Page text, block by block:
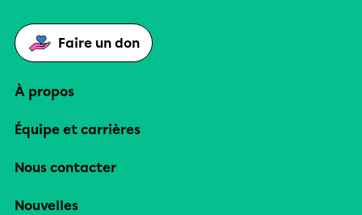
Faire un don
À propos
Équipe et carrières
Nous contacter
Nouvelles